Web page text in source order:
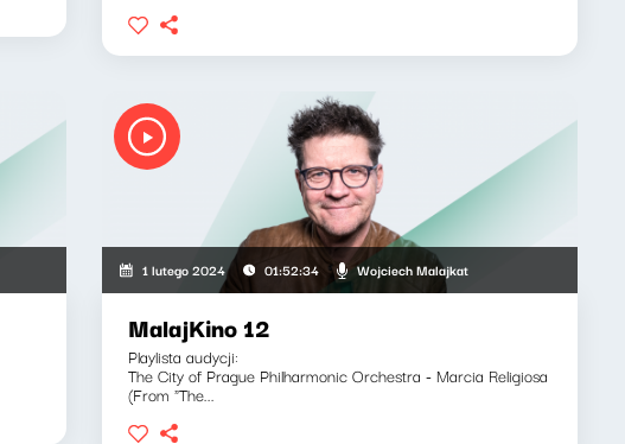
1 lutego 2024 01:52:34 Wojciech Malajkat
MalajKino 12
Playlista audycji:
The City of Prague Philharmonic Orchestra - Marcia Religiosa
(From "The...